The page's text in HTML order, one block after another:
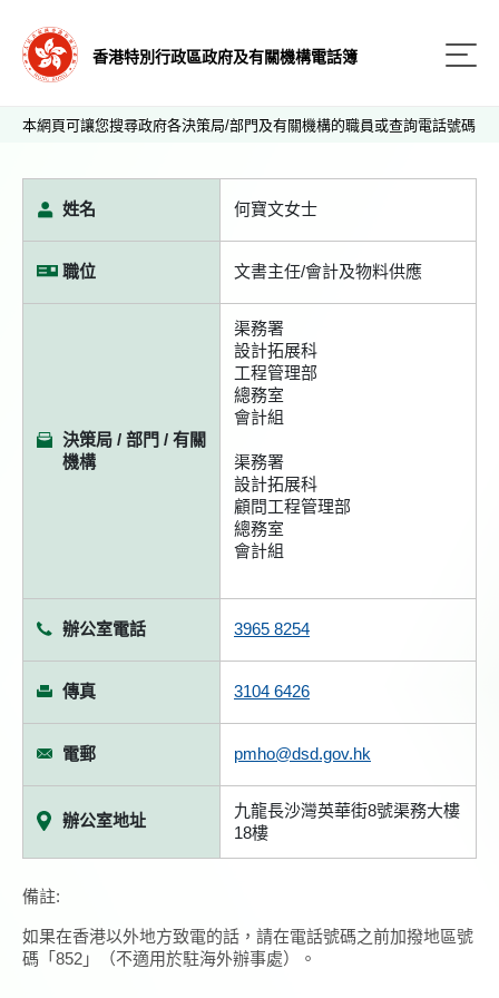
香港特別行政區政府及有關機構電話簿
本網頁可讓您搜尋政府各決策局/部門及有關機構的職員或查詢電話號碼
姓名 何寶文女士
職位 文書主任/會計及物料供應
決策局 / 部門 / 有關
機構
渠務署
設計拓展科
工程管理部
總務室
會計組
渠務署
設計拓展科
顧問工程管理部
總務室
會計組
辦公室電話 3965 8254
傳真 3104 6426
電郵 pmho@dsd.gov.hk
辦公室地址
九龍長沙灣英華街8號渠務大樓
18樓
備註:
如果在香港以外地方致電的話，請在電話號碼之前加撥地區號
碼「852」（不適用於駐海外辦事處）。